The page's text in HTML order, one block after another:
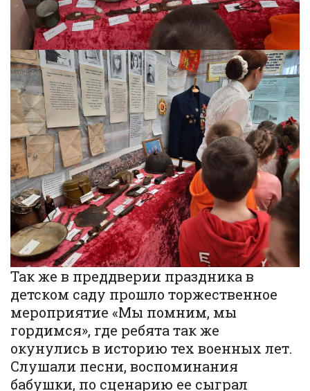
Так же в преддверии праздника в
детском саду прошло торжественное
мероприятие «Мы помним, мы
гордимся», где ребята так же
окунулись в историю тех военных лет.
Слушали песни, воспоминания
бабушки, по сценарию ее сыграл